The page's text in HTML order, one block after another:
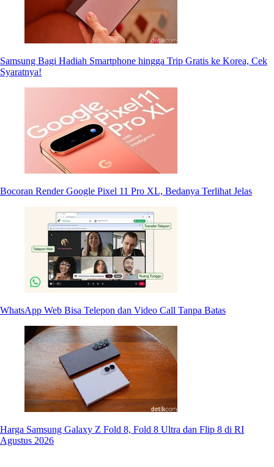
Samsung Bagi Hadiah Smartphone hingga Trip Gratis ke Korea, Cek
Syaratnya!
Bocoran Render Google Pixel 11 Pro XL, Bedanya Terlihat Jelas
WhatsApp Web Bisa Telepon dan Video Call Tanpa Batas
Harga Samsung Galaxy Z Fold 8, Fold 8 Ultra dan Flip 8 di RI
Agustus 2026